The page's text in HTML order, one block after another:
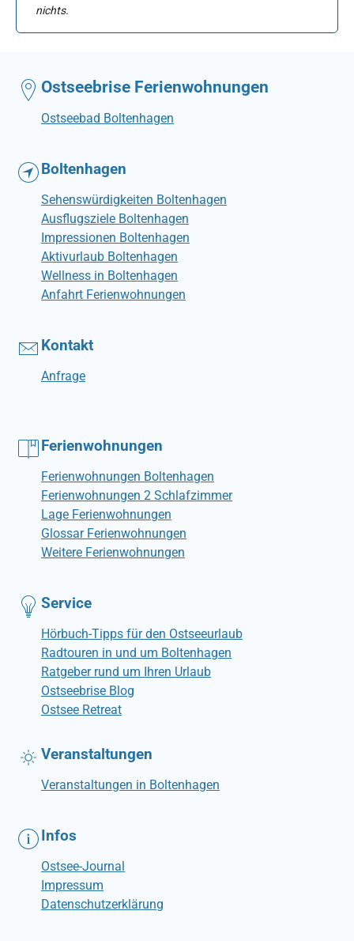
nichts.
Ostseebrise Ferienwohnungen
Ostseebad Boltenhagen
Boltenhagen
Sehenswürdigkeiten Boltenhagen
Ausflugsziele Boltenhagen
Impressionen Boltenhagen
Aktivurlaub Boltenhagen
Wellness in Boltenhagen
Anfahrt Ferienwohnungen
Kontakt
Anfrage
Ferienwohnungen
Ferienwohnungen Boltenhagen
Ferienwohnungen 2 Schlafzimmer
Lage Ferienwohnungen
Glossar Ferienwohnungen
Weitere Ferienwohnungen
Service
Hörbuch-Tipps für den Ostseeurlaub
Radtouren in und um Boltenhagen
Ratgeber rund um Ihren Urlaub
Ostseebrise Blog
Ostsee Retreat
Veranstaltungen
Veranstaltungen in Boltenhagen
Infos
Ostsee-Journal
Impressum
Datenschutzerklärung